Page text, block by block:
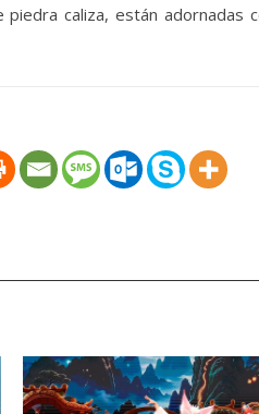
caliza, están adornadas